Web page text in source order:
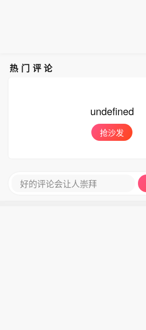
热门评论
undefined
抢沙发
好的评论会让人崇拜